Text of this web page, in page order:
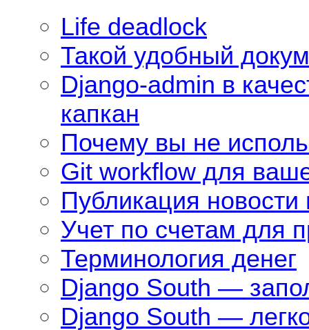
Life deadlock
Такой удобный
Django-admin в
капкан
Почему вы не
Git workflow для
Публикация
Учет по счетам для
Терминология денег
Django South —
Django South —